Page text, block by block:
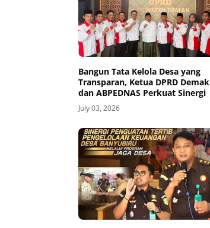
Bangun Tata Kelola Desa yang
Transparan, Ketua DPRD Demak
dan ABPEDNAS Perkuat Sinergi
July 03, 2026